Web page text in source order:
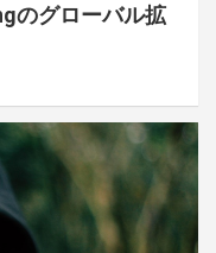
のグローバル拡